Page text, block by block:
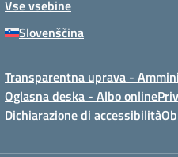
Vse vsebine
Slovenščina
Transparentna uprava -
Oglasna deska - Albo online
Dichiarazione di accessibilità